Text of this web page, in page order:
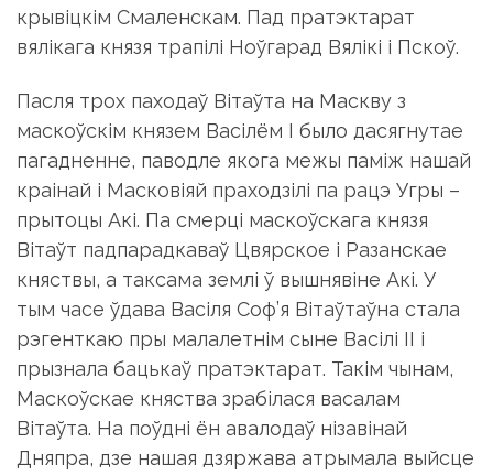
крывіцкім Смаленскам. Пад пратэктарат
вялікага князя трапілі Ноўгарад Вялікі і Пскоў.
Пасля трох паходаў Вітаўта на Маскву з
маскоўскім князем Васілём I было дасягнутае
пагадненне, паводле якога межы паміж нашай
краінай і Масковіяй праходзілі па рацэ Угры –
прытоцы Акі. Па смерці маскоўскага князя
Вітаўт падпарадкаваў Цвярское і Разанскае
княствы, а таксама землі ў вышнявіне Акі. У
тым часе ўдава Васіля Соф’я Вітаўтаўна стала
рэгенткаю пры малалетнім сыне Васілі II і
прызнала бацькаў пратэктарат. Такім чынам,
Маскоўскае княства зрабілася васалам
Вітаўта. На поўдні ён авалодаў нізавінай
Дняпра, дзе нашая дзяржава атрымала выйсце